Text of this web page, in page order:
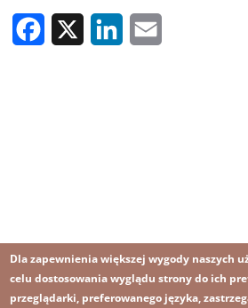
Facebook LinkedIn
Dla zapewnienia większej wygody naszych
celu dostosowania wyglądu strony do ich
przeglądarki, preferowanego języka,